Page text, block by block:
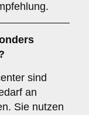
sind
an
Sie nutzen